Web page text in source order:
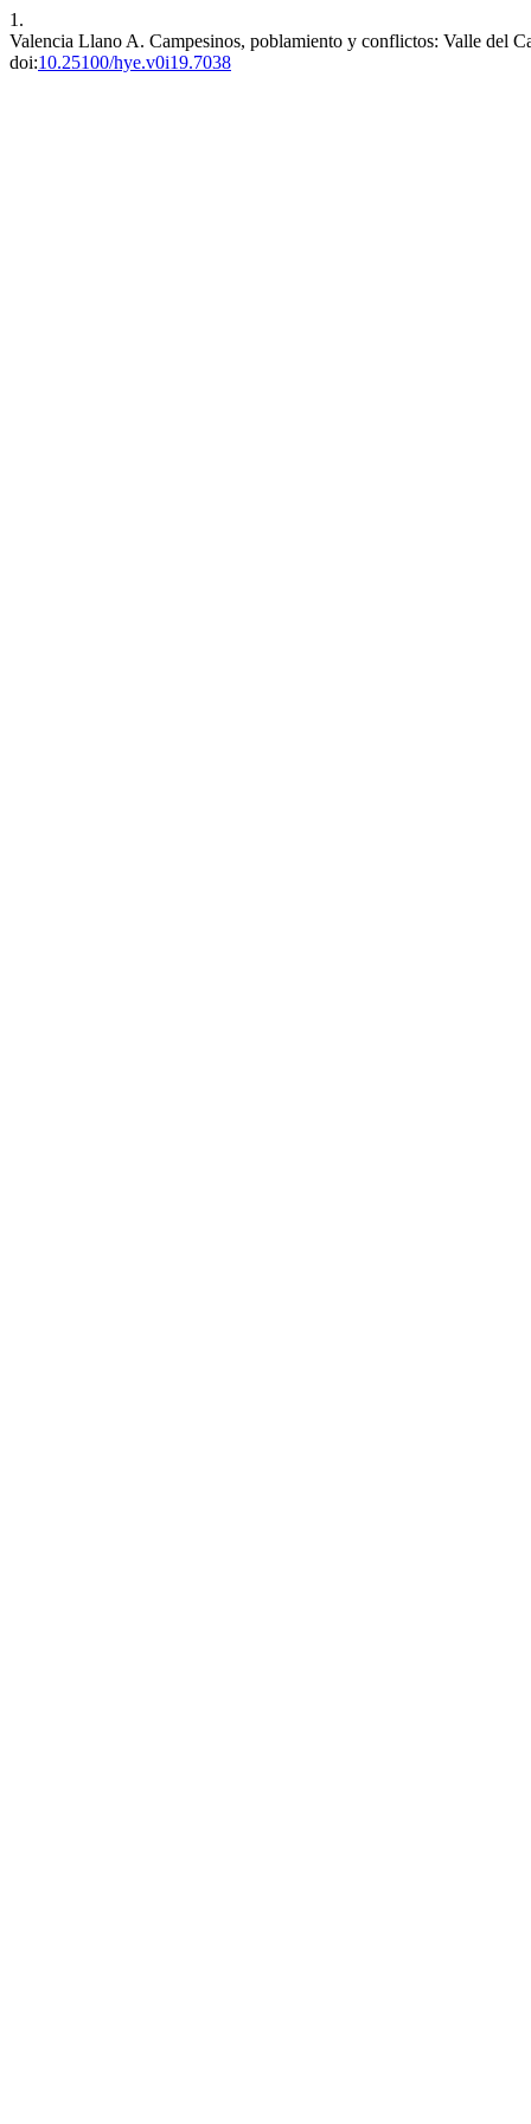
1.
Valencia Llano A. Campesinos, poblamiento y conflictos: Valle del
doi:10.25100/hye.v0i19.7038